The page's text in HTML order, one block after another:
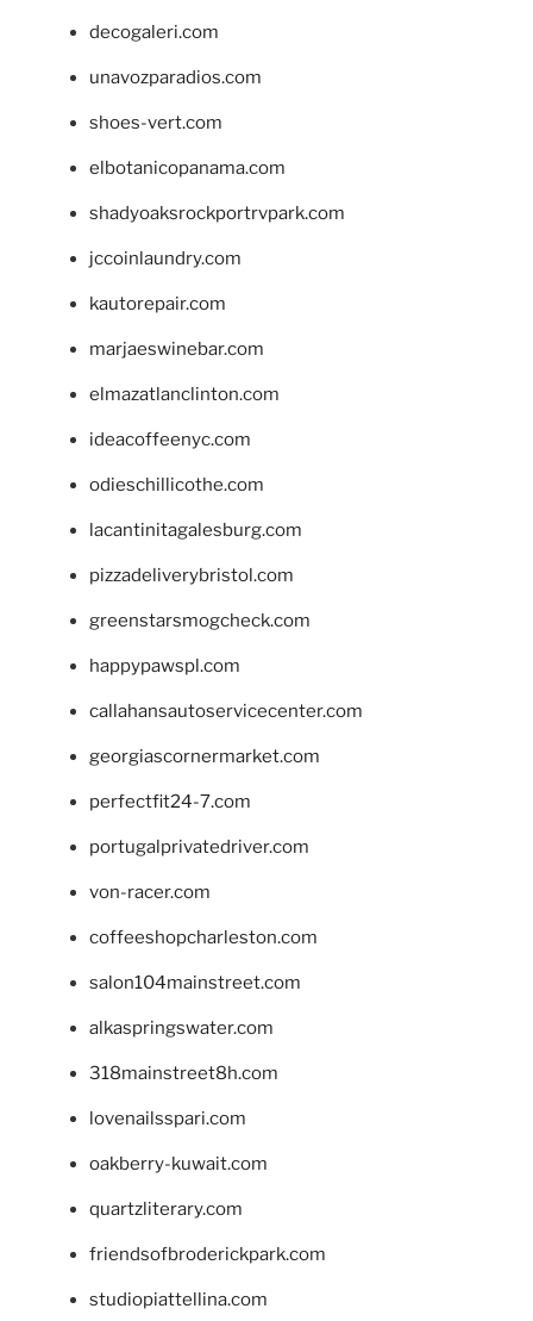
decogaleri.com
unavozparadios.com
shoes-vert.com
elbotanicopanama.com
shadyoaksrockportrvpark.com
jccoinlaundry.com
kautorepair.com
marjaeswinebar.com
elmazatlanclinton.com
ideacoffeenyc.com
odieschillicothe.com
lacantinitagalesburg.com
pizzadeliverybristol.com
greenstarsmogcheck.com
happypawspl.com
callahansautoservicecenter.com
georgiascornermarket.com
perfectfit24-7.com
portugalprivatedriver.com
von-racer.com
coffeeshopcharleston.com
salon104mainstreet.com
alkaspringswater.com
318mainstreet8h.com
lovenailsspari.com
oakberry-kuwait.com
quartzliterary.com
friendsofbroderickpark.com
studiopiattellina.com